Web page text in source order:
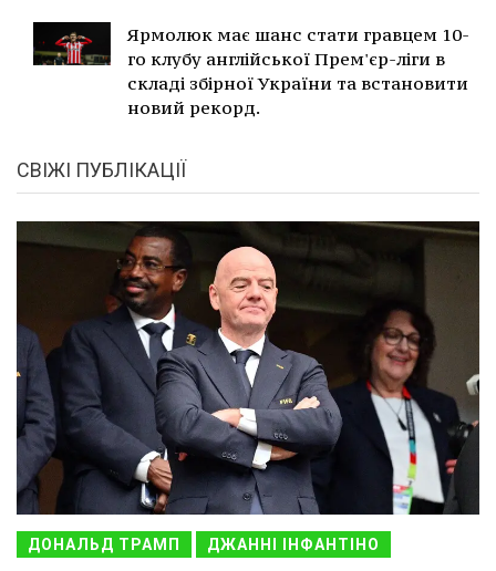
Ярмолюк має шанс стати гравцем 10-
го клубу англійської Прем'єр-ліги в
складі збірної України та встановити
новий рекорд.
СВІЖІ ПУБЛІКАЦІЇ
ДОНАЛЬД ТРАМП ДЖАННІ ІНФАНТІНО